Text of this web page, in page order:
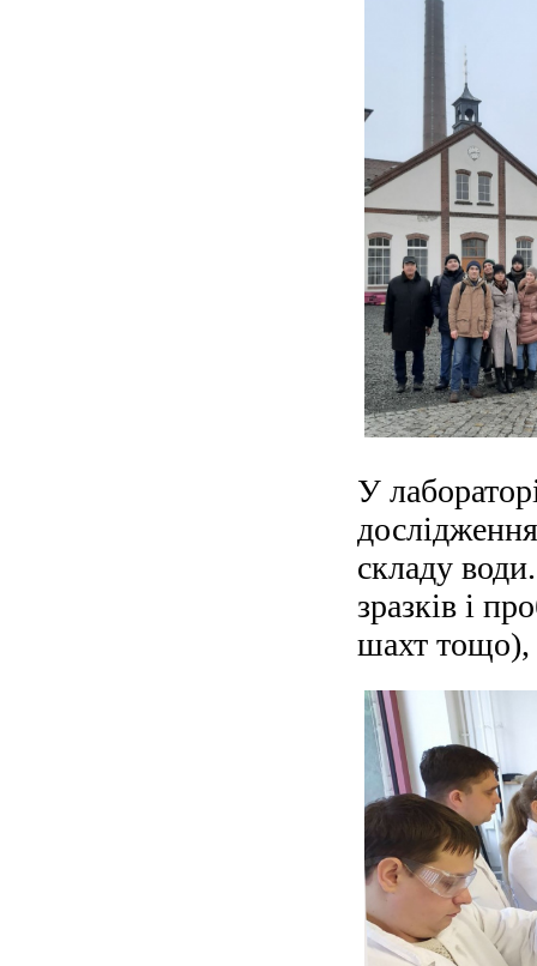
У
складу
зразків і
шахт тощо),